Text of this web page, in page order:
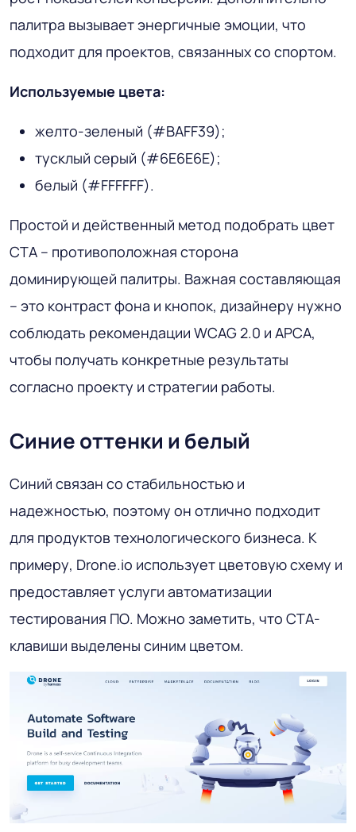
палитра вызывает энергичные эмоции, что
подходит для проектов, связанных со спортом.
Используемые цвета:
желто-зеленый (#BAFF39);
тусклый серый (#6E6E6E);
белый (#FFFFFF).
Простой и действенный метод подобрать цвет
СТА – противоположная сторона
доминирующей палитры. Важная составляющая
– это контраст фона и кнопок, дизайнеру нужно
соблюдать рекомендации WCAG 2.0 и APCA,
чтобы получать конкретные результаты
согласно проекту и стратегии работы.
Синие оттенки и белый
Синий связан со стабильностью и
надежностью, поэтому он отлично подходит
для продуктов технологического бизнеса. К
примеру, Drone.io использует цветовую схему и
предоставляет услуги автоматизации
тестирования ПО. Можно заметить, что СТА-
клавиши выделены синим цветом.